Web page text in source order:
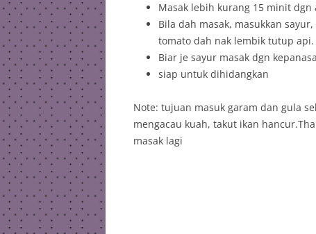
Masak lebih kurang 15 minit
Bila dah masak, masukkan
tomato dah nak lembik tutup api.
Biar je sayur masak dgn
siap untuk dihidangkan
Note: tujuan masuk garam dan gula
mengacau kuah, takut ikan
masak lagi